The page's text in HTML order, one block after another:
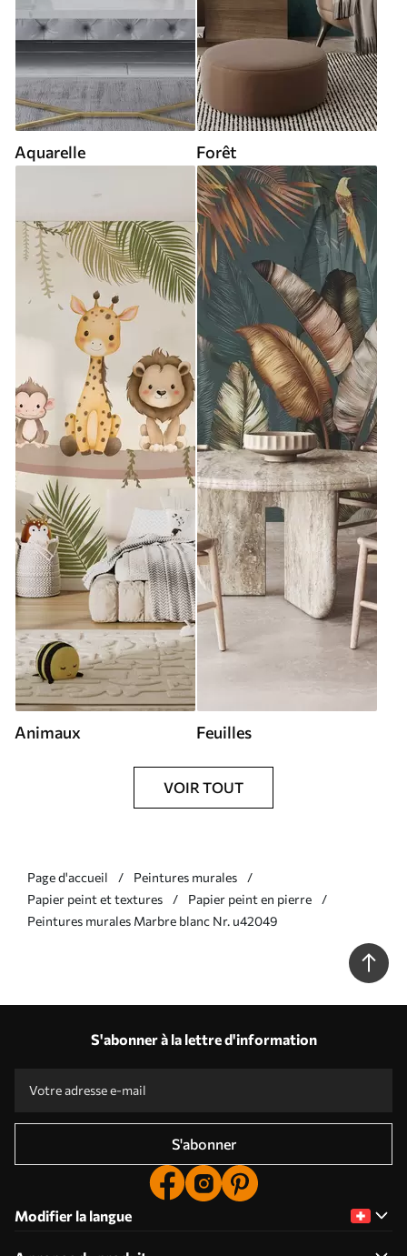
Aquarelle Forêt
Animaux Feuilles
VOIR TOUT
Page d'accueil
Peintures murales
Papier peint et textures
Papier peint en pierre
Peintures murales Marbre blanc Nr. u42049
S'abonner à la lettre d'information
S'abonner
Modifier la langue